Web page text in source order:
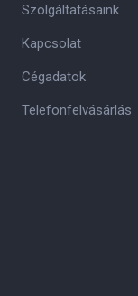
Szolgáltatásaink
Kapcsolat
Cégadatok
Telefonfelvásárlás